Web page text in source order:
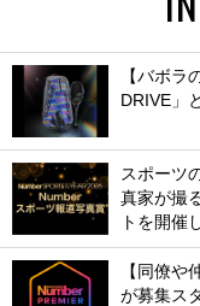
【バボラ
DRIVE」
スポーツ
真家が撮
トを開催
【同僚や
が募集ス